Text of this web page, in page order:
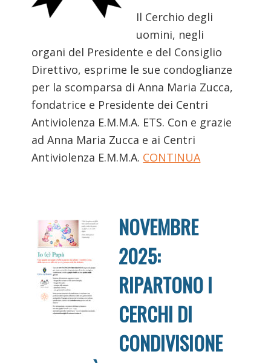
Il Cerchio degli
uomini, negli
organi del Presidente e del Consiglio
Direttivo, esprime le sue condoglianze
per la scomparsa di Anna Maria Zucca,
fondatrice e Presidente dei Centri
Antiviolenza E.M.M.A. ETS. Con e grazie
ad Anna Maria Zucca e ai Centri
Antiviolenza E.M.M.A. CONTINUA
NOVEMBRE
2025:
RIPARTONO I
CERCHI DI
CONDIVISIONE